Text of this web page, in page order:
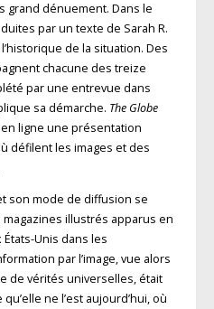
grand dénuement. Dans le
par un texte de Sarah R.
de la situation. Des
chacune des treize
par une entrevue dans
sa démarche. The Globe
ligne une présentation
défilent les images et des
son mode de diffusion se
illustrés apparus en
Unis dans les
par l’image, vue alors
de vérités universelles, était
ne l’est aujourd’hui, où